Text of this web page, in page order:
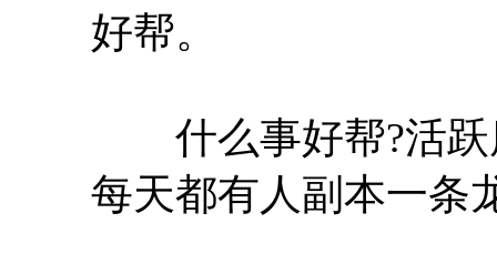
好帮。
什么事好帮?活跃
每天都有人副本一条